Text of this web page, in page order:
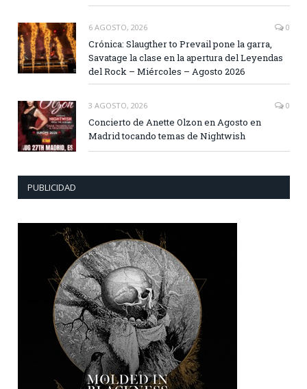
6 AGOSTO, 2026 0
Crónica: Slaugther to Prevail pone la garra,
Savatage la clase en la apertura del Leyendas
del Rock – Miércoles – Agosto 2026
3 AGOSTO, 2026 0
Concierto de Anette Olzon en Agosto en
Madrid tocando temas de Nightwish
PUBLICIDAD